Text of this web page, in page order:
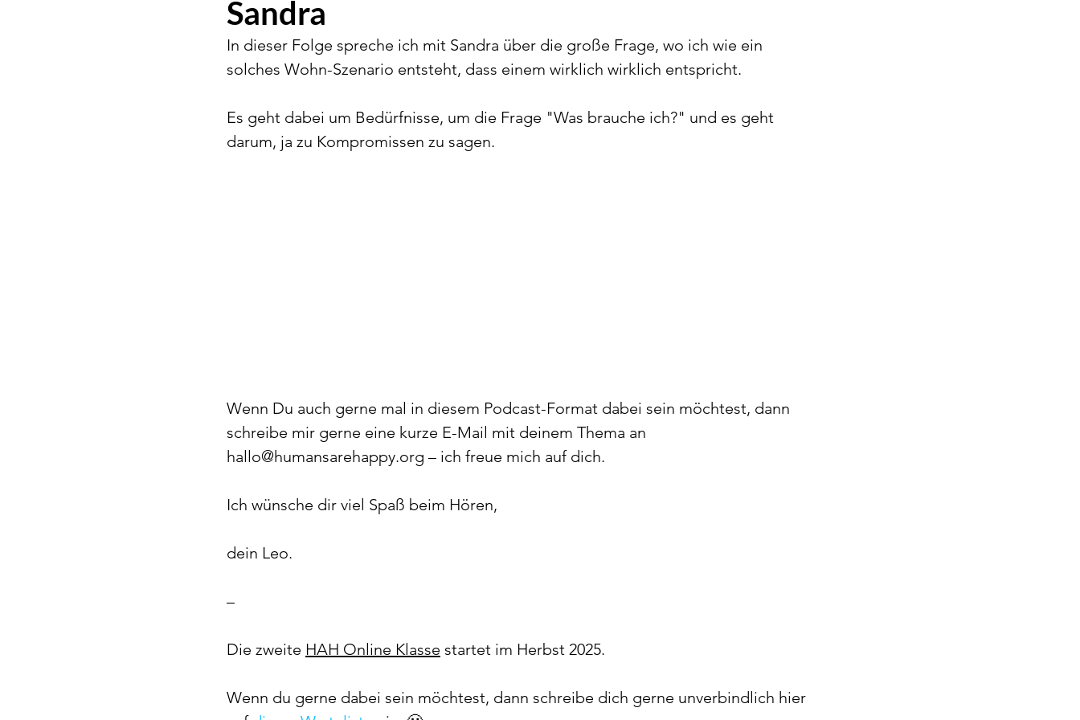
Sandra
In dieser Folge spreche ich mit Sandra über die große Frage, wo ich wie ein
solches Wohn-Szenario entsteht, dass einem wirklich wirklich entspricht.
Es geht dabei um Bedürfnisse, um die Frage "Was brauche ich?" und es geht
darum, ja zu Kompromissen zu sagen.
Wenn Du auch gerne mal in diesem Podcast-Format dabei sein möchtest, dann
schreibe mir gerne eine kurze E-Mail mit deinem Thema an
hallo@humansarehappy.org – ich freue mich auf dich.
Ich wünsche dir viel Spaß beim Hören,
dein Leo.
–
Die zweite HAH Online Klasse startet im Herbst 2025.
Wenn du gerne dabei sein möchtest, dann schreibe dich gerne unverbindlich hier